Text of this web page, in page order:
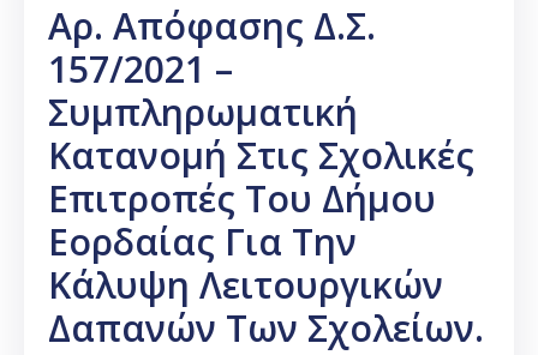
Αρ. Απόφασης Δ.Σ.
157/2021 –
Συμπληρωματική
Κατανομή Στις Σχολικές
Επιτροπές Του Δήμου
Εορδαίας Για Την
Κάλυψη Λειτουργικών
Δαπανών Των Σχολείων.